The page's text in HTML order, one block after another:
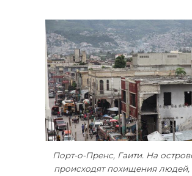
Порт-о-Пренс, Гаити. На
происходят похищения